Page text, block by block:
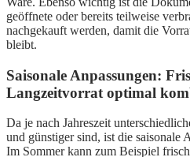
geöffnete oder bereits teilweise
nachgekauft werden, damit die
bleibt.
Saisonale Anpassungen:
Langzeitvorrat optimal
Da je nach Jahreszeit
und günstiger sind, ist die saisonale
Im Sommer kann zum Beispiel